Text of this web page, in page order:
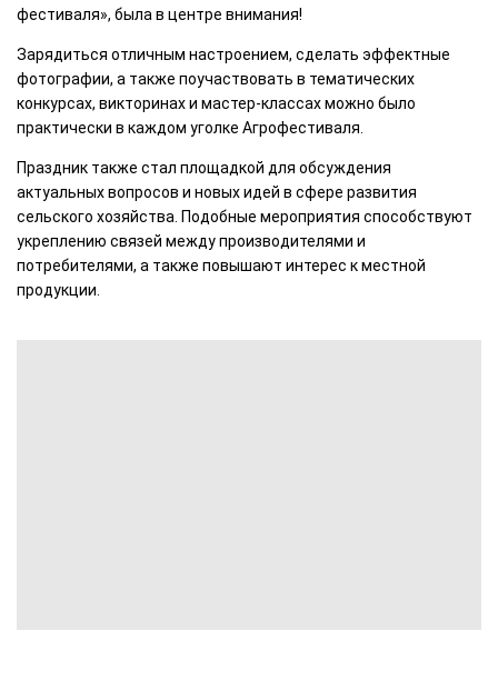
фестиваля», была в центре внимания!
Зарядиться отличным настроением, сделать эффектные
фотографии, а также поучаствовать в тематических
конкурсах, викторинах и мастер-классах можно было
практически в каждом уголке Агрофестиваля.
Праздник также стал площадкой для обсуждения
актуальных вопросов и новых идей в сфере развития
сельского хозяйства. Подобные мероприятия способствуют
укреплению связей между производителями и
потребителями, а также повышают интерес к местной
продукции.